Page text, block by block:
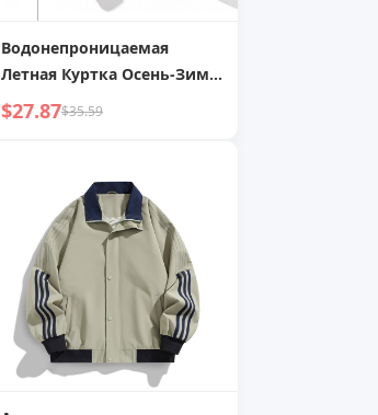
Водонепроницаемая
Летная Куртка Осень-Зима
Командная Униформа
Рабочая Одежда Мужская и
Плюс Размер Рабочая
Униформа Утолщенная
Куртка Индивидуальная
Вышивка
$27.87$35.59